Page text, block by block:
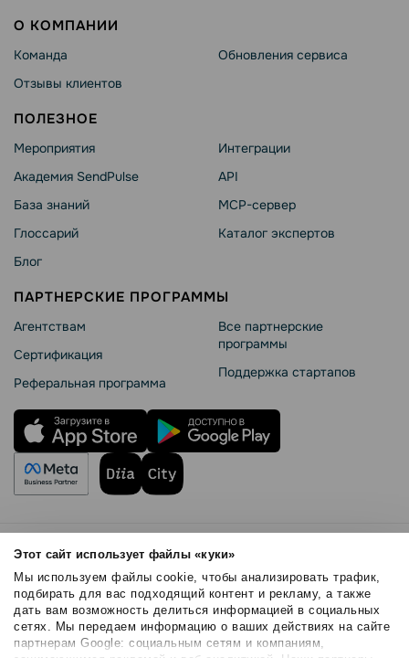
Этот сайт использует файлы «куки»
Мы используем файлы cookie, чтобы анализировать трафик,
подбирать для вас подходящий контент и рекламу, а также
дать вам возможность делиться информацией в социальных
сетях. Мы передаем информацию о ваших действиях на сайте
партнерам Google: социальным сетям и компаниям,
О КОМПАНИИ
Команда
Отзывы клиентов
Обновления сервиса
ПОЛЕЗНОЕ
Мероприятия
Академия SendPulse
База знаний
Глоссарий
Блог
Интеграции
API
MCP-сервер
Каталог экспертов
ПАРТНЕРСКИЕ ПРОГРАММЫ
Агентствам
Сертификация
Реферальная программа
Все партнерские
программы
Поддержка стартапов
Правила использования
Безопасность SendPulse
Политика конфиденциальности
Политика Cookies
© 2015 - 2026. ООО «СендПульс». Все права защищены.